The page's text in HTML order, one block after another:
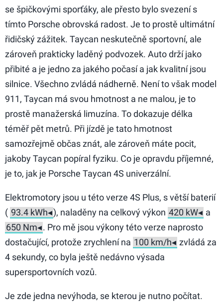
se špičkovými sporťáky, ale přesto bylo svezení s
tímto Porsche obrovská radost. Je to prostě ultimátní
řidičský zážitek. Taycan neskutečně sportovní, ale
zároveň prakticky laděný podvozek. Auto drží jako
přibité a je jedno za jakého počasí a jak kvalitní jsou
silnice. Všechno zvládá nádherně. Není to však model
911, Taycan má svou hmotnost a ne malou, je to
prostě manažerská limuzína. To dokazuje délka
téměř pět metrů. Při jízdě je tato hmotnost
samozřejmě občas znát, ale zároveň máte pocit,
jakoby Taycan popíral fyziku. Co je opravdu příjemné,
je to, jak je Porsche Taycan 4S univerzální.
Elektromotory jsou u této verze 4S Plus, s větší baterií
(
), naladěny na celkový výkon
a
. Pro mě jsou výkony této verze naprosto
dostačující, protože zrychlení na
zvládá za
4 sekundy, co byla ještě nedávno výsada
supersportovních vozů.
Je zde jedna nevýhoda, se kterou je nutno počítat.